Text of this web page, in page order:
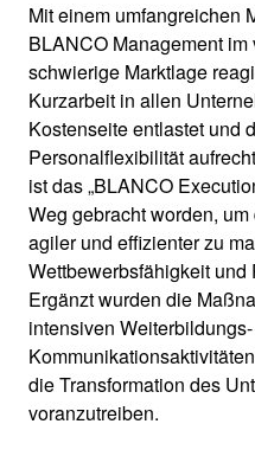
Mit einem umfangreichen
BLANCO Management
schwierige Marktlage
Kurzarbeit in allen
Kostenseite entlastet und
Personalflexibilität
ist das „BLANCO
Weg gebracht worden,
agiler und effizienter zu
Wettbewerbsfähigkeit und
Ergänzt wurden die
intensiven
die Transformation des
voranzutreiben.